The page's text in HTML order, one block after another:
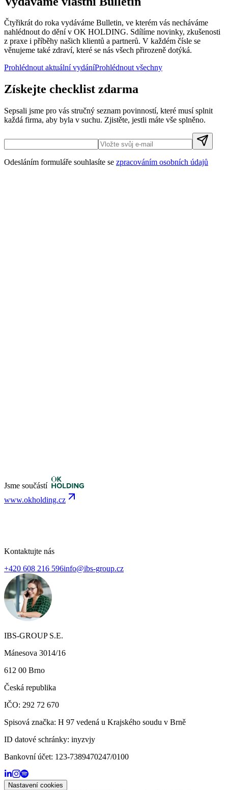
Čtyřikrát do roka vydáváme Bulletin, ve kterém vás necháváme
nahlédnout do dění v OK HOLDING. Sdílíme novinky, zkušenosti
z praxe i příběhy našich klientů a partnerů. V každém čísle se
věnujeme také zdraví, které se nás všech přirozeně dotýká.
Prohlédnout aktuální vydáníProhlédnout všechny
Získejte checklist zdarma
Sepsali jsme pro vás stručný seznam povinností, které musí splnit
každá firma, aby byla v suchu. Zjistěte, jestli máte vše splněno.
Odesláním formuláře souhlasíte se zpracováním osobních údajů
Jsme součástí
www.okholding.cz
Kontaktujte nás
+420 608 216 596info@ibs-group.cz
IBS-GROUP S.E.
Mánesova 3014/16
612 00 Brno
Česká republika
IČO: 292 72 670
Spisová značka: H 97 vedená u Krajského soudu v Brně
ID datové schránky: inyzvjy
Bankovní účet: 123-7389470247/0100
Nastavení cookies